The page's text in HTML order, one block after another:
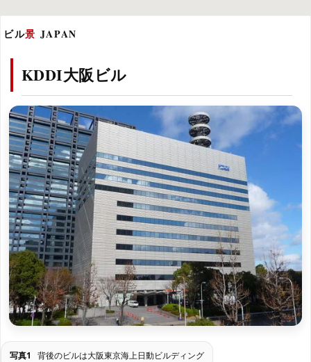
ビル景 JAPAN
KDDI大阪ビル
写真1 背後のビルは大阪東京海上日動ビルディング